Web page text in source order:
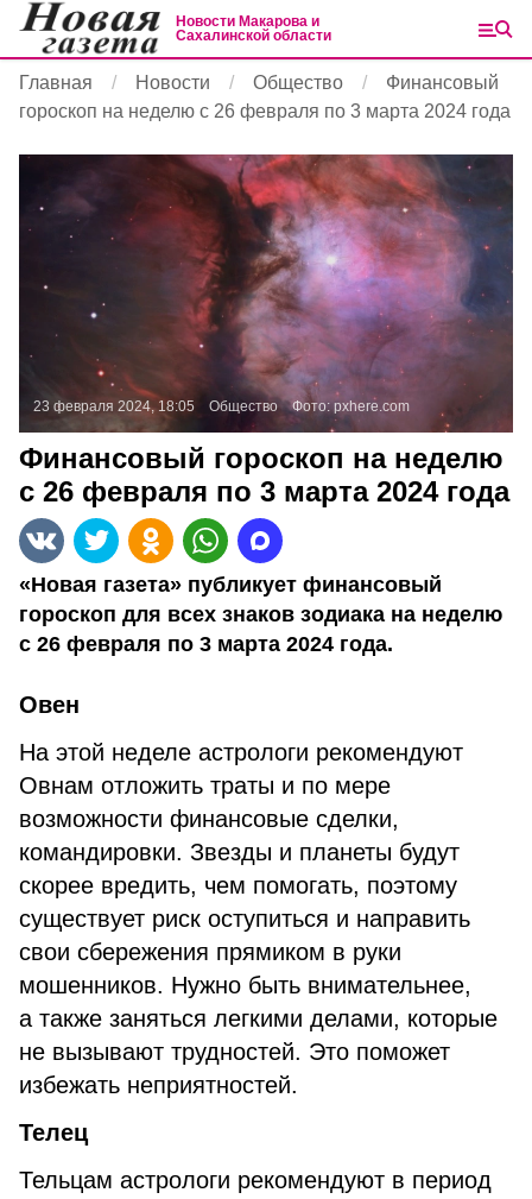
Новости Макарова и
Сахалинской области
Главная Новости Общество
Финансовый
гороскоп на неделю с 26 февраля по 3 марта 2024 года
23 февраля 2024, 18:05 Общество Фото:pxhere.com
Финансовый гороскоп на неделю
с 26 февраля по 3 марта 2024 года
«Новая газета» публикует финансовый
гороскоп для всех знаков зодиака на неделю
с 26 февраля по 3 марта 2024 года.
Овен
На этой неделе астрологи рекомендуют
Овнам отложить траты и по мере
возможности финансовые сделки,
командировки. Звезды и планеты будут
скорее вредить, чем помогать, поэтому
существует риск оступиться и направить
свои сбережения прямиком в руки
мошенников. Нужно быть внимательнее,
а также заняться легкими делами, которые
не вызывают трудностей. Это поможет
избежать неприятностей.
Телец
Тельцам астрологи рекомендуют в период